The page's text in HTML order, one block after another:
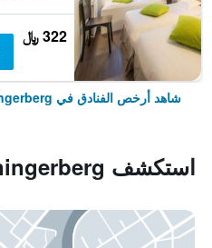
322 ﷼
شاهد أرخص الفنادق في Senningerberg
استكشف Senningerberg